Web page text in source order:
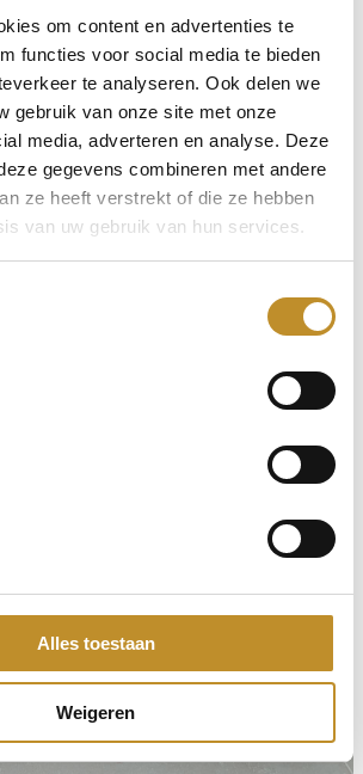
om content en advertenties te
functies voor social media te bieden
te analyseren. Ook delen we
gebruik van onze site met onze
media, adverteren en analyse. Deze
gegevens combineren met andere
ze heeft verstrekt of die ze hebben
van uw gebruik van hun services.
Alles toestaan
Weigeren